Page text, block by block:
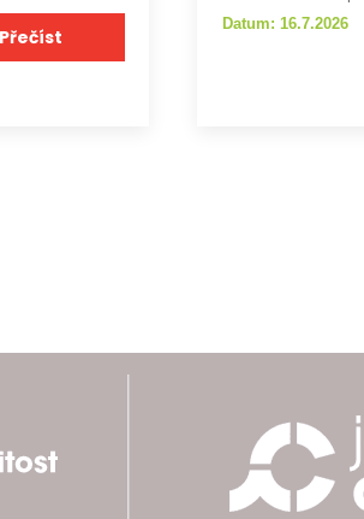
Přečíst
Datum: 16.7.2026